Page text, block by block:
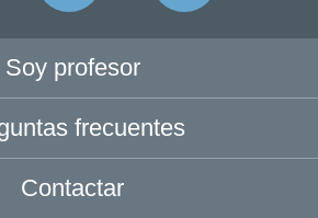
Soy profesor
frecuentes
Contactar